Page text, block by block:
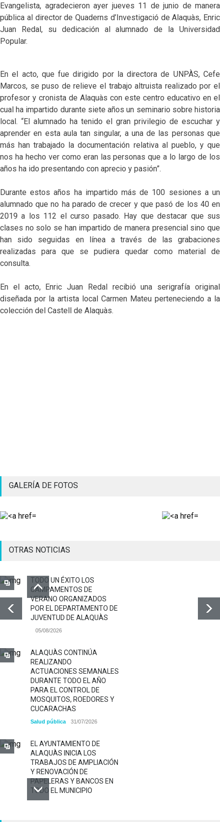
Evangelista, agradecieron ayer jueves 11 de junio de manera
pública al director de Quaderns d’Investigació de Alaquàs, Enric
Juan Redal, su dedicación al alumnado de la Universidad
Popular.
En el acto, que fue dirigido por la directora de UNPÀS, Cefe
Marcos, se puso de relieve el trabajo altruista realizado por el
profesor y cronista de Alaquàs con este centro educativo en el
cual ha impartido durante siete años un seminario sobre historia
local. “El alumnado ha tenido el gran privilegio de escuchar y
aprender en esta aula tan singular, a una de las personas que
más han trabajado la documentación relativa al pueblo, y que
nos ha hecho ver como eran las personas que a lo largo de los
años ha ido presentando con aprecio y pasión”.
Durante estos años ha impartido más de 100 sesiones a un
alumnado que no ha parado de crecer y que pasó de los 40 en
2019 a los 112 el curso pasado. Hay que destacar que sus
clases no solo se han impartido de manera presencial sino que
han sido seguidas en línea a través de las grabaciones
realizadas para que se pudiera quedar como material de
consulta.
En el acto, Enric Juan Redal recibió una serigrafía original
diseñada por la artista local Carmen Mateu perteneciendo a la
colección del Castell de Alaquàs.
GALERÍA DE FOTOS
OTRAS NOTICIAS
TODO UN ÉXITO LOS
CAMPAMENTOS DE
VERANO ORGANIZADOS
POR EL DEPARTAMENTO DE
JUVENTUD DE ALAQUÀS
05/08/2026
ALAQUÀS CONTINÚA
REALIZANDO
ACTUACIONES SEMANALES
DURANTE TODO EL AÑO
PARA EL CONTROL DE
MOSQUITOS, ROEDORES Y
CUCARACHAS
Salud pública 31/07/2026
EL AYUNTAMIENTO DE
ALAQUÀS INICIA LOS
TRABAJOS DE AMPLIACIÓN
Y RENOVACIÓN DE
PAPELERAS Y BANCOS EN
TODO EL MUNICIPIO